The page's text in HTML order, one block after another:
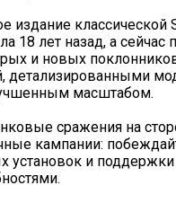
издание классической
лет назад, а сейчас
и новых
масштабом.
сражения на
кампании:
установок и